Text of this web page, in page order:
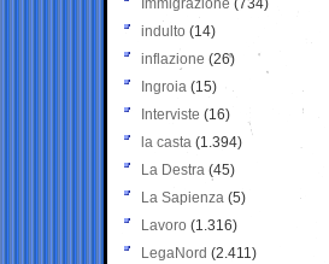
Immigrazione (734)
indulto (14)
inflazione (26)
Ingroia (15)
Interviste (16)
la casta (1.394)
La Destra (45)
La Sapienza (5)
Lavoro (1.316)
LegaNord (2.411)